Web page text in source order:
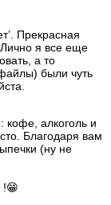
Прекрасная
я все еще
а то
были чуть
кофе, алкоголь и
Благодаря вам
(ну не
!😁